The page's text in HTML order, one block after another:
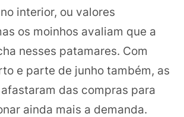
interior, ou valores
os moinhos avaliam que a
nesses patamares. Com
e parte de junho também, as
das compras para
ainda mais a demanda.